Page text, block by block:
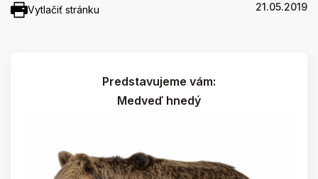
Vytlačiť stránku 21.05.2019
Predstavujeme vám:
Medveď hnedý